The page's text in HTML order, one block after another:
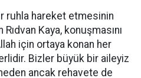
ruhla hareket etmesinin
Kaya, konuşmasını
için ortaya konan her
Bizler büyük bir aileyiz
ancak rehavete de